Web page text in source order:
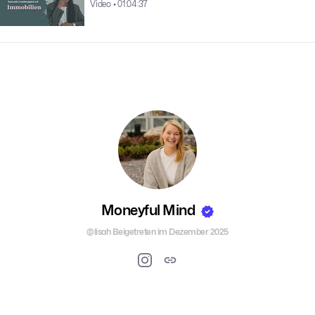
ist seit Jahren erfolgreicher Youtuber und erklärt uns, wie
Moneyful Masterminds
kostenfrei!
Video • 01:04:37
Moneyful Mind
@lisah Beigetreten im Dezember 2025